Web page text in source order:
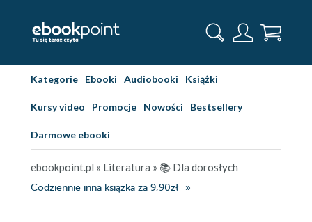
Kategorie Ebooki Audiobooki Książki
Kursy video Promocje Nowości Bestsellery
Darmowe ebooki
ebookpoint.pl » Literatura » 📚 Dla dorosłych
Codziennie inna książka za 9,90zł